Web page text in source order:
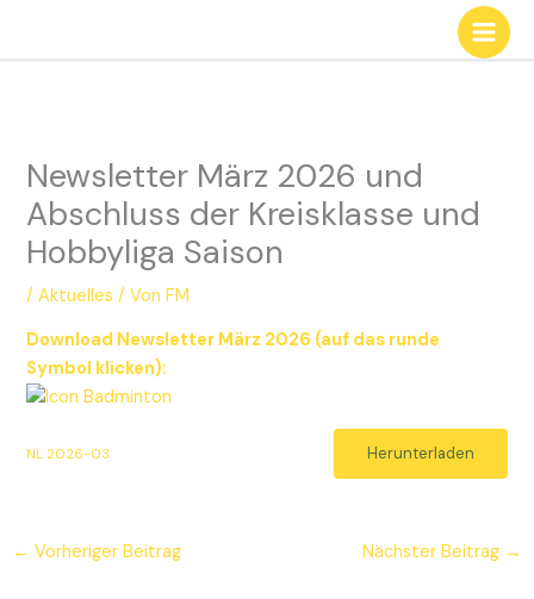
Newsletter März 2026 und
Abschluss der Kreisklasse und
Hobbyliga Saison
/Aktuelles / VonFM
Download Newsletter März 2026 (auf das runde
Symbol klicken):
NL 2026-03 Herunterladen
← Vorheriger Beitrag Nächster Beitrag →